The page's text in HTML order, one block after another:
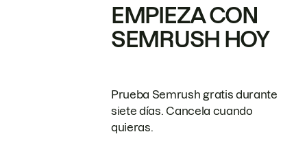
EMPIEZA CON
SEMRUSH HOY
Prueba Semrush gratis durante
siete días. Cancela cuando
quieras.